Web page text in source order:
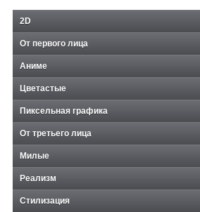
2D
От первого лица
Аниме
Цветастые
Пиксельная графика
От третьего лица
Милые
Реализм
Стилизация